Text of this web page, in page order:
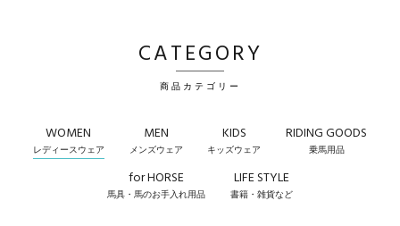
CATEGORY
商品カテゴリー
WOMEN
レディースウェア
MEN
メンズウェア
KIDS
キッズウェア
RIDING GOODS
乗馬用品
for HORSE
馬具・馬のお手入れ用品
LIFE STYLE
書籍・雑貨など